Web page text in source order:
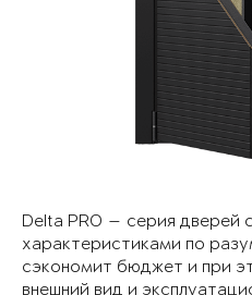
Delta PRO — серия дверей
характеристиками по
сэкономит бюджет и при
внешний вид и